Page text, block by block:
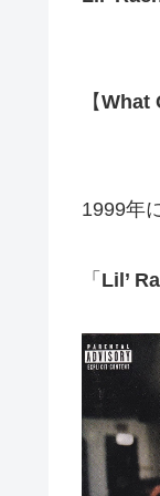
【What
1999年
「 Lil’